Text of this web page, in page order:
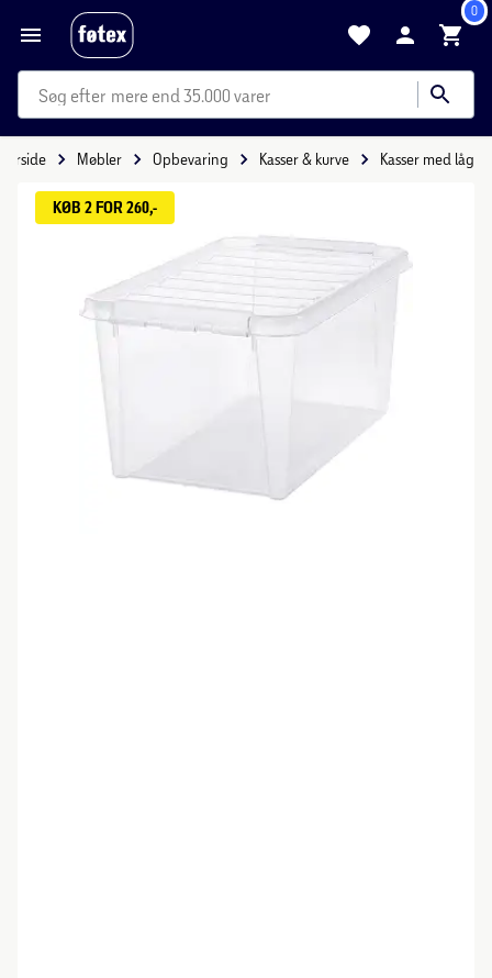
0
mere end 35.000 varer
Forside Møbler Opbevaring Kasser & kurve Kasser med låg
KØB 2 FOR 260,-